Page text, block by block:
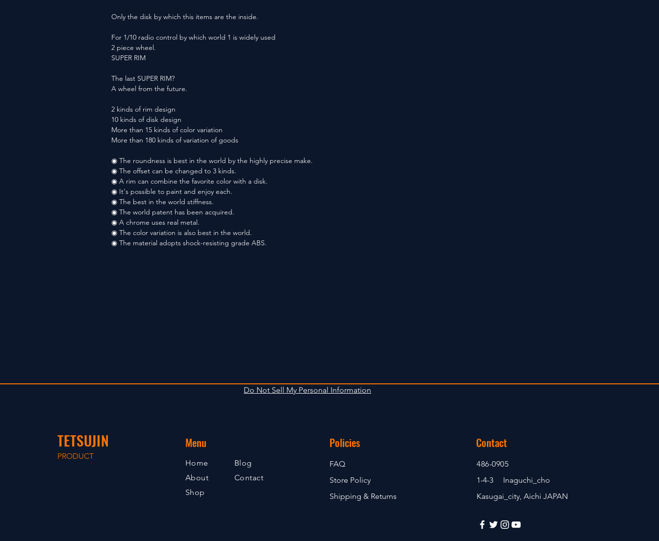
Only the disk by which this items are the inside.
For 1/10 radio control by which world 1 is widely used
2 piece wheel.
SUPER RIM
The last SUPER RIM?
A wheel from the future.
2 kinds of rim design
10 kinds of disk design
More than 15 kinds of color variation
More than 180 kinds of variation of goods
◉ The roundness is best in the world by the highly precise make.
◉ The offset can be changed to 3 kinds.
◉ A rim can combine the favorite color with a disk.
◉ It's possible to paint and enjoy each.
◉ The best in the world stiffness.
◉ The world patent has been acquired.
◉ A chrome uses real metal.
◉ The color variation is also best in the world.
◉ The material adopts shock-resisting grade ABS.
TETSUJIN
PRODUCT
Menu
Home
About
Shop
Blog
Contact
Policies
FAQ
Store Policy
Shipping & Returns
Contact
486-0905
1-4-3 Inaguchi_cho
Kasugai_city, Aichi JAPAN
Do Not Sell My Personal Information